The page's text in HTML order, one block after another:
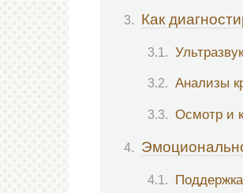
Как
Анализы
Осмотр и